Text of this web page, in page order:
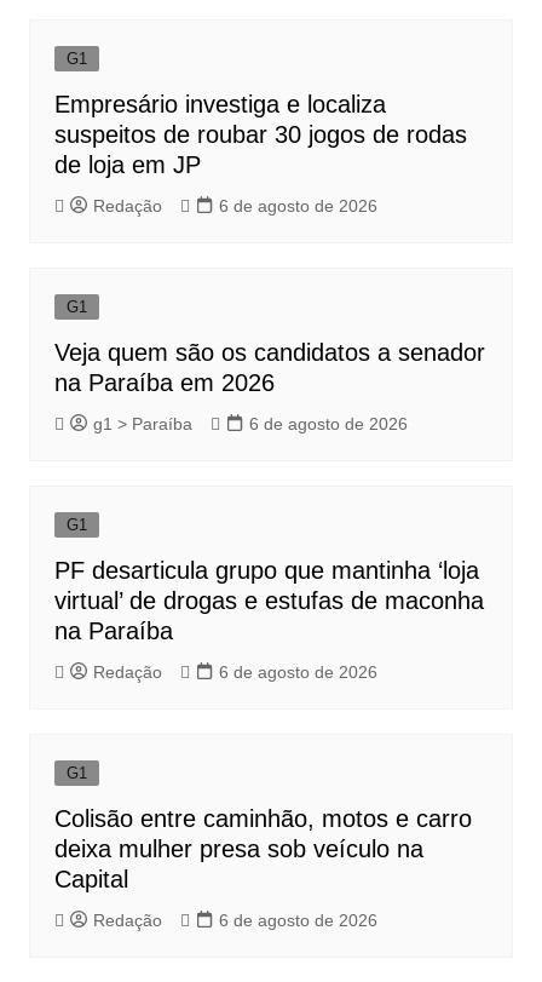
G1
Empresário investiga e localiza
suspeitos de roubar 30 jogos de rodas
de loja em JP
Redação 6 de agosto de 2026
G1
Veja quem são os candidatos a senador
na Paraíba em 2026
g1 > Paraíba 6 de agosto de 2026
G1
PF desarticula grupo que mantinha ‘loja
virtual’ de drogas e estufas de maconha
na Paraíba
Redação 6 de agosto de 2026
G1
Colisão entre caminhão, motos e carro
deixa mulher presa sob veículo na
Capital
Redação 6 de agosto de 2026